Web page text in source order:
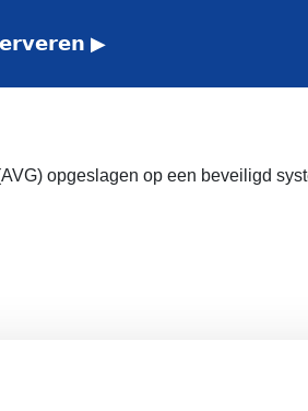
▶
opgeslagen op een beveiligd